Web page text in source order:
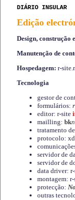
DIÁRIO INSULAR
Edição
Design, construção
Manutenção de
Hospedagem: r-
Tecnologia
gestor de
formulários:
editor: r-site
mailling: bk
tratamento
protocolo:
servidor de
servidor de
data driver:
montagem:
protecção:
outras